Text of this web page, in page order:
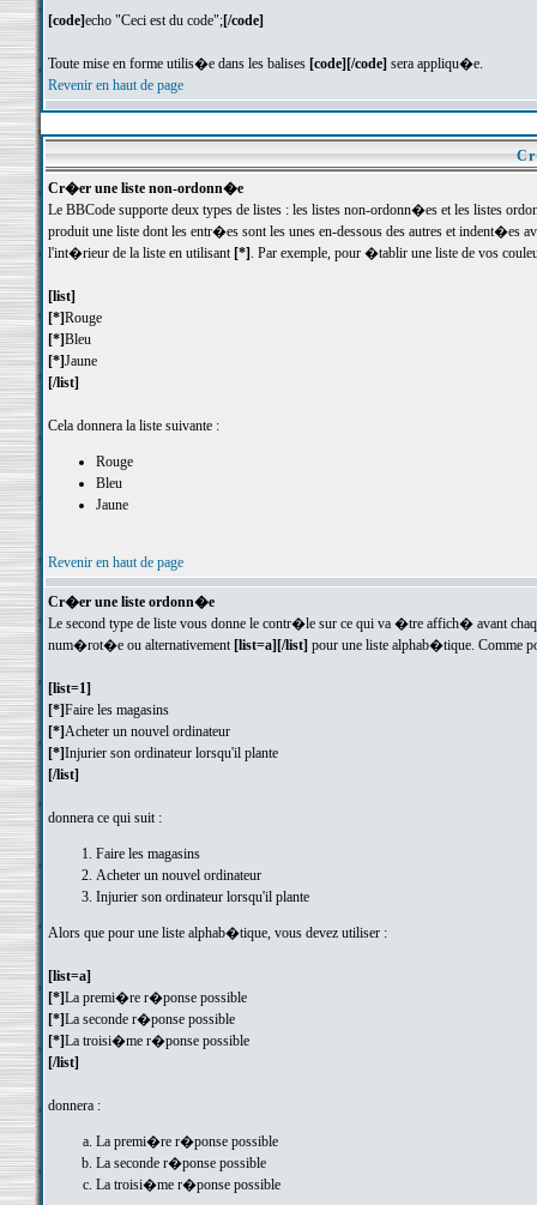
[code]echo "Ceci est du code";[/code]
Toute mise en forme utilis�e dans les balises [code][/code] sera appliqu�e.
Revenir en haut de page
Cr�er une liste non-ordonn�e
Le BBCode supporte deux types de listes : les listes non-ordonn�es et les listes
produit une liste dont les entr�es sont les unes en-dessous des autres et
l'int�rieur de la liste en utilisant [*] . Par exemple, pour �tablir une liste de vos
[list]
[*]Rouge
[*]Bleu
[*]Jaune
[/list]
Cela donnera la liste suivante :
Rouge
Bleu
Jaune
Revenir en haut de page
Cr�er une liste ordonn�e
Le second type de liste vous donne le contr�le sur ce qui va �tre affich� avant
num�rot�e ou alternativement [list=a][/list] pour une liste alphab�tique. Comme
[list=1]
[*]Faire les magasins
[*]Acheter un nouvel ordinateur
[*]Injurier son ordinateur lorsqu'il plante
[/list]
donnera ce qui suit :
Faire les magasins
Acheter un nouvel ordinateur
Injurier son ordinateur lorsqu'il plante
Alors que pour une liste alphab�tique, vous devez utiliser :
[list=a]
[*]La premi�re r�ponse possible
[*]La seconde r�ponse possible
[*]La troisi�me r�ponse possible
[/list]
donnera :
La premi�re r�ponse possible
La seconde r�ponse possible
La troisi�me r�ponse possible